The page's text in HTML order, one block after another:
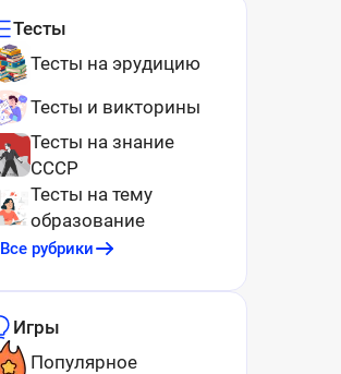
Тесты
Тесты на эрудицию
Тесты и викторины
Тесты на знание
СССР
Тесты на тему
образование
Все рубрики
Игры
Популярное